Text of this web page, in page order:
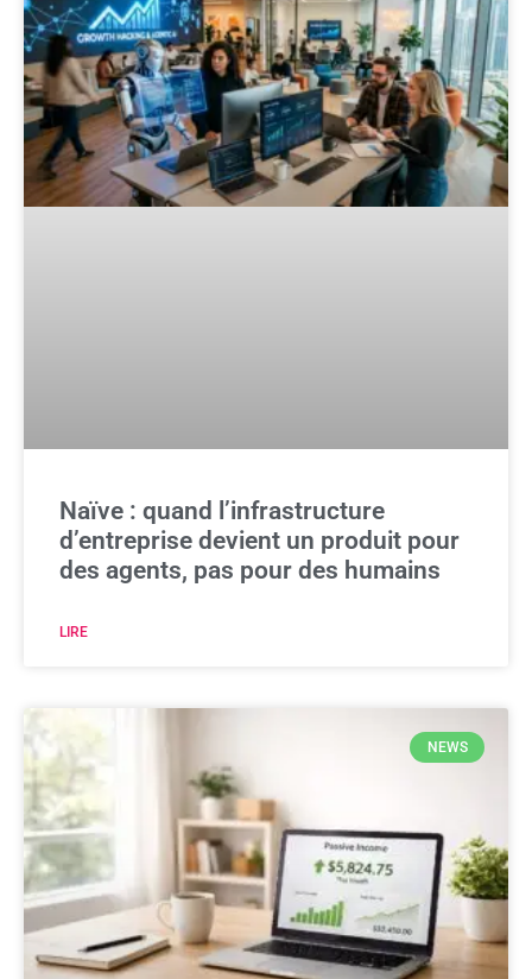
Naïve : quand l’infrastructure
d’entreprise devient un produit pour
des agents, pas pour des humains
LIRE
NEWS